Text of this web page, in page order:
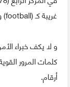
غريبة كـ (football) و (dragon) أو حتى (batman) و (superman).
و لا يكف خبراء
كلمات المرور
أرقام.